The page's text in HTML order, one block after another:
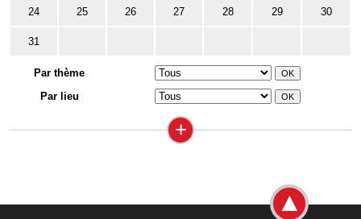
24 25 26 27 28 29 30
31
Par thème
Par lieu
+